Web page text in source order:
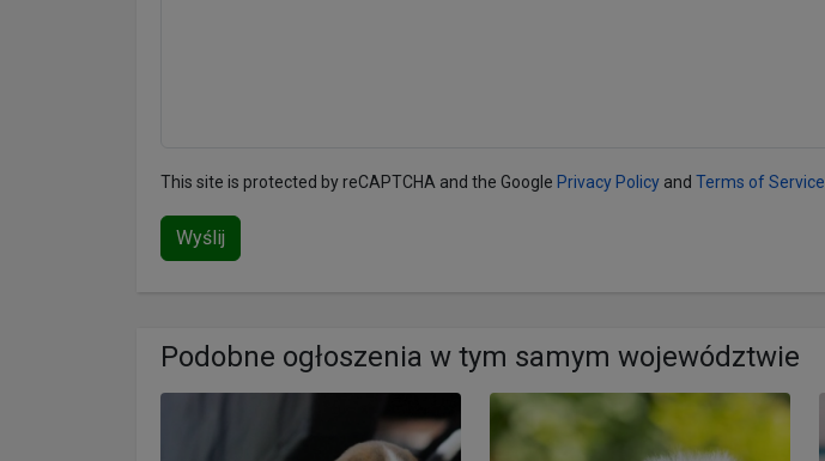
This site is protected by reCAPTCHA and the Google Privacy Policy and Terms of Service
Wyślij
Podobne ogłoszenia w tym samym województwie